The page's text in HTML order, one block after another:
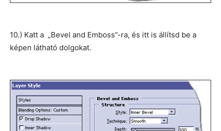
10.) Katt a „Bevel and Emboss”-ra, és itt is állítsd be a
képen látható dolgokat.